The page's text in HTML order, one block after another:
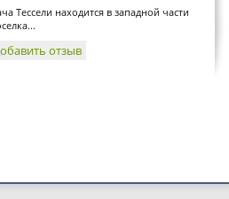
Тессели находится в западной части
отзыв